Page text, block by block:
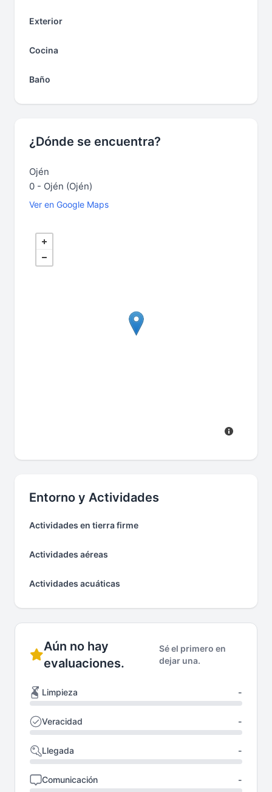
Exterior
Cocina
Baño
¿Dónde se encuentra?
Ojén
0 - Ojén (Ojén)
Ver en Google Maps
Entorno y Actividades
Actividades en tierra firme
Actividades aéreas
Actividades acuáticas
Aún no hay
evaluaciones.
Sé el primero en
dejar una.
Limpieza -
Veracidad -
Llegada -
Comunicación -